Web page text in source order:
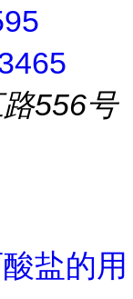
556号
盐的用